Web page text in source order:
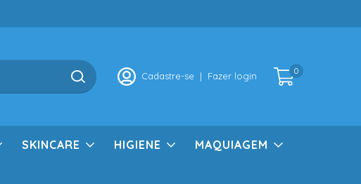
Cadastre-se | Fazer login 0
SKINCARE HIGIENE MAQUIAGEM